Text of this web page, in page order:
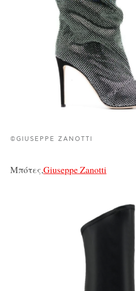
©GIUSEPPE ZANOTTI
Μπότες,Giuseppe Zanotti